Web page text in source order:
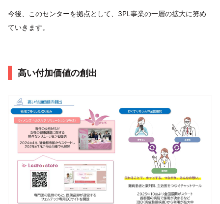
今後、このセンターを拠点として、3PL事業の一層の拡大に努め
ていきます。
高い付加価値の創出